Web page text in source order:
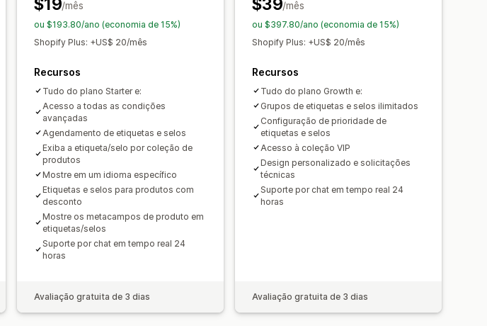
do manual
Posicionamento automático
Barra de anúncios
personalizadas
Página do carrinho Páginas de coleção Rodapé
de pesquisa
$19/mês
ou $193.80/ano (economia de 15%)
Shopify Plus: +US$ 20/mês
Recursos
Tudo do plano Starter e:
Acesso a todas as condições
avançadas
Agendamento de etiquetas e selos
Exiba a etiqueta/selo por coleção de
produtos
Mostre em um idioma específico
Etiquetas e selos para produtos com
desconto
Mostre os metacampos de produto em
etiquetas/selos
Suporte por chat em tempo real 24
horas
Avaliação gratuita de 3 dias
$39/mês
ou $397.80/ano (economia de 15%)
Shopify Plus: +US$ 20/mês
Recursos
Tudo do plano Growth e:
Grupos de etiquetas e selos ilimitados
Configuração de prioridade de
etiquetas e selos
Acesso à coleção VIP
Design personalizado e solicitações
técnicas
Suporte por chat em tempo real 24
horas
Avaliação gratuita de 3 dias